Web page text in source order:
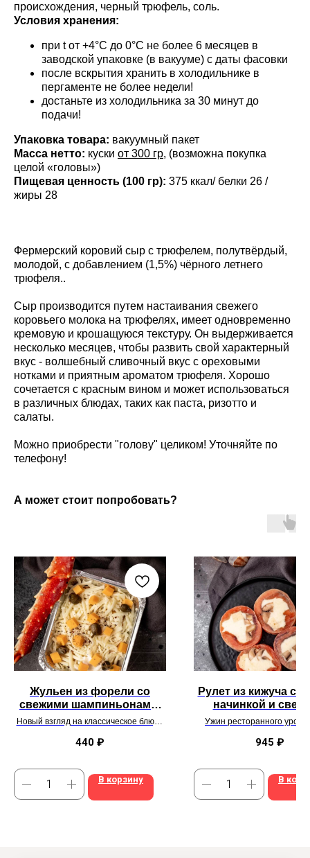
происхождения, черный трюфель, соль.
Условия хранения:
при t от +4°С до 0°С не более 6 месяцев в
заводской упаковке (в вакууме) с даты фасовки
после вскрытия хранить в холодильнике в
пергаменте не более недели!
достаньте из холодильника за 30 минут до
подачи!
Упаковка товара: вакуумный пакет
Масса нетто: куски от 300 гр, (возможна покупка
целой «головы»)
Пищевая ценность (100 гр): 375 ккал/ белки 26 /
жиры 28
Фермерский коровий сыр с трюфелем, полутвёрдый,
молодой, с добавлением (1,5%) чёрного летнего
трюфеля..
Сыр производится путем настаивания свежего
коровьего молока на трюфелях, имеет одновременно
кремовую и крошащуюся текстуру. Он выдерживается
несколько месяцев, чтобы развить свой характерный
вкус - волшебный сливочный вкус с ореховыми
нотками и приятным ароматом трюфеля. Хорошо
сочетается с красным вином и может использоваться
в различных блюдах, таких как паста, ризотто и
салаты.
Можно приобрести "голову" целиком! Уточняйте по
телефону!
А может стоит попробовать?
Жульен из форели со
свежими шампиньонами,
каперсами, вяленными
моцареллой и сливками
Новый взгляд на классическое блюдо
440 ₽
В корзину
Рулет из кижуча с
начинкой и
Ужин ресторанного
945 ₽
В